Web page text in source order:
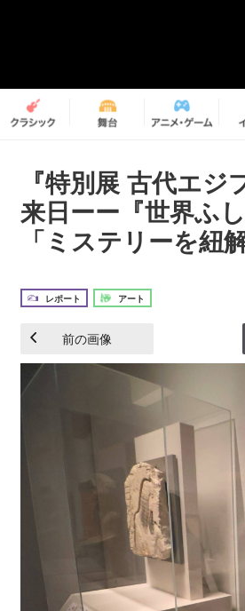
『特別展 古代エ
来日ーー『世界ふ
「ミステリーを紐
レポート アート
前の画像